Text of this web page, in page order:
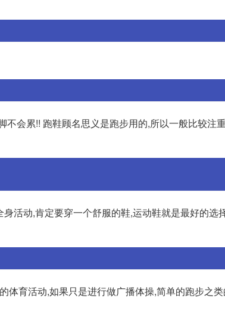
会累!! 跑鞋顾名思义是跑步用的,所以一般比较注
活动,肯定要穿一个舒服的鞋,运动鞋就是最好的选
体育活动,如果只是进行做广播体操,简单的跑步之